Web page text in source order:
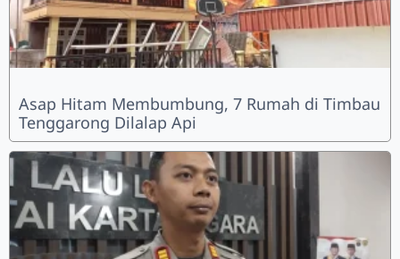
Asap Hitam Membumbung, 7 Rumah di Timbau
Tenggarong Dilalap Api